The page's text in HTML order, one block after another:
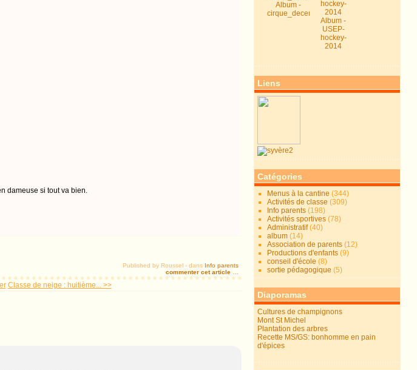
dameuse si tout va bien.
Published by Roussel - dans Info parents
commenter cet article
Classe de neige : huitième... >>
Album -
cirque_decembre2014
Album -
USEP-
hockey-
2014
Liens
Catégories
Menus à la cantine (344)
Activités de classe (309)
Info parents (198)
Activités sportives (78)
Administratif(40)
album (14)
Association de parents (12)
Productions d'enfants (9)
conseil d'école (8)
sortie pédagogique (5)
Diaporamas
Cultures de champignons
Mont St Michel
Plantation des arbres
Recette MS/GS: bonhomme en pain
d'épices